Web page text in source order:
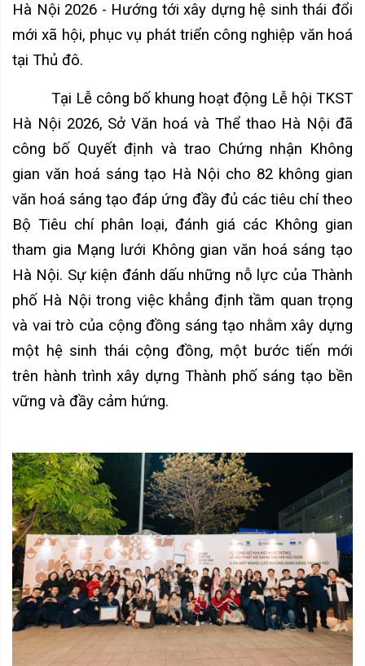
Hà Nội 2026 - Hướng tới xây dựng hệ sinh thái đổi
mới xã hội, phục vụ phát triển công nghiệp văn hoá
tại Thủ đô.
Tại Lễ công bố khung hoạt động Lễ hội TKST
Hà Nội 2026, Sở Văn hoá và Thể thao Hà Nội đã
công bố Quyết định và trao Chứng nhận Không
gian văn hoá sáng tạo Hà Nội cho 82 không gian
văn hoá sáng tạo đáp ứng đầy đủ các tiêu chí theo
Bộ Tiêu chí phân loại, đánh giá các Không gian
tham gia Mạng lưới Không gian văn hoá sáng tạo
Hà Nội. Sự kiện đánh dấu những nỗ lực của Thành
phố Hà Nội trong việc khẳng định tầm quan trọng
và vai trò của cộng đồng sáng tạo nhằm xây dựng
một hệ sinh thái cộng đồng, một bước tiến mới
trên hành trình xây dựng Thành phố sáng tạo bền
vững và đầy cảm hứng.